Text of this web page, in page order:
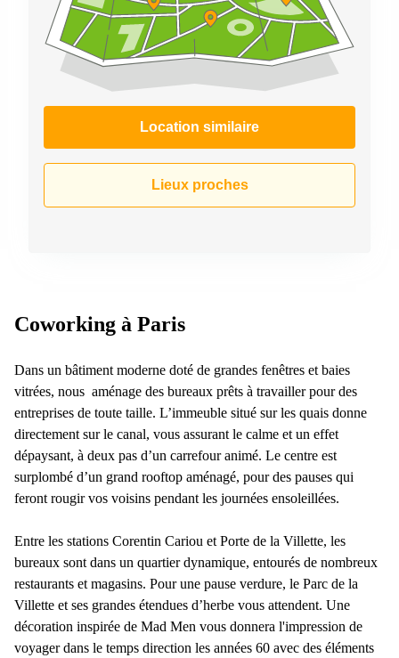
Location similaire
Lieux proches
Coworking à Paris
Dans un bâtiment moderne doté de grandes fenêtres et baies
vitrées, nous aménage des bureaux prêts à travailler pour des
entreprises de toute taille. L’immeuble situé sur les quais donne
directement sur le canal, vous assurant le calme et un effet
dépaysant, à deux pas d’un carrefour animé. Le centre est
surplombé d’un grand rooftop aménagé, pour des pauses qui
feront rougir vos voisins pendant les journées ensoleillées.
Entre les stations Corentin Cariou et Porte de la Villette, les
bureaux sont dans un quartier dynamique, entourés de nombreux
restaurants et magasins. Pour une pause verdure, le Parc de la
Villette et ses grandes étendues d’herbe vous attendent. Une
décoration inspirée de Mad Men vous donnera l'impression de
voyager dans le temps direction les années 60 avec des éléments